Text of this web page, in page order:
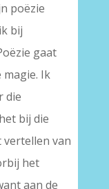
poëzie
bij
gaat
Ik
die
bij die
van
het
aan de